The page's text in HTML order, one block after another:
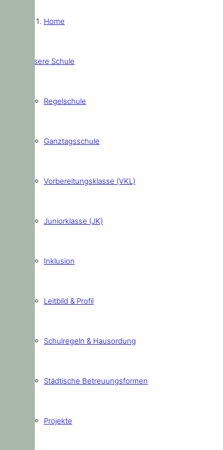
Home
Unsere Schule
Regelschule
Ganztagsschule
Vorbereitungsklasse (VKL)
Juniorklasse (JK)
Inklusion
Leitbild & Profil
Schulregeln & Hausordung
Städtische Betreuungsformen
Projekte